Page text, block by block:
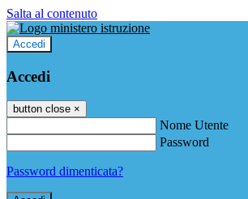
Salta al contenuto
Accedi
Accedi
button close ×
Nome Utente
Password
Password dimenticata?